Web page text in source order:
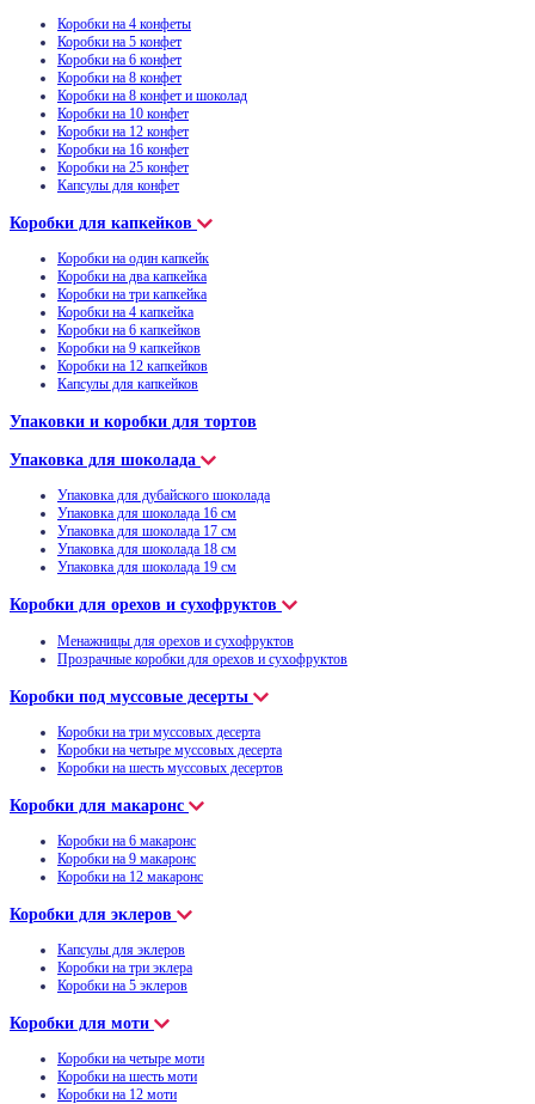
Коробки на 4 конфеты
Коробки на 5 конфет
Коробки на 6 конфет
Коробки на 8 конфет
Коробки на 8 конфет и шоколад
Коробки на 10 конфет
Коробки на 12 конфет
Коробки на 16 конфет
Коробки на 25 конфет
Капсулы для конфет
Коробки для капкейков
Коробки на один капкейк
Коробки на два капкейка
Коробки на три капкейка
Коробки на 4 капкейка
Коробки на 6 капкейков
Коробки на 9 капкейков
Коробки на 12 капкейков
Капсулы для капкейков
Упаковки и коробки для тортов
Упаковка для шоколада
Упаковка для дубайского шоколада
Упаковка для шоколада 16 см
Упаковка для шоколада 17 см
Упаковка для шоколада 18 см
Упаковка для шоколада 19 см
Коробки для орехов и сухофруктов
Менажницы для орехов и сухофруктов
Прозрачные коробки для орехов и сухофруктов
Коробки под муссовые десерты
Коробки на три муссовых десерта
Коробки на четыре муссовых десерта
Коробки на шесть муссовых десертов
Коробки для макаронс
Коробки на 6 макаронс
Коробки на 9 макаронс
Коробки на 12 макаронс
Коробки для эклеров
Капсулы для эклеров
Коробки на три эклера
Коробки на 5 эклеров
Коробки для моти
Коробки на четыре моти
Коробки на шесть моти
Коробки на 12 моти